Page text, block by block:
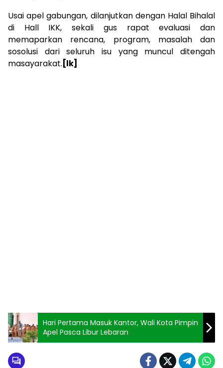
Usai apel gabungan, dilanjutkan dengan Halal Bihalal
di Hall IKK, sekali gus rapat evaluasi dan
memaparkan rencana, program, masalah dan
sosolusi dari seluruh isu yang muncul ditengah
masayarakat. [lk]
Hari Pertama Masuk Kantor, Wali Kota Pimpin
Apel Pasca Libur Lebaran